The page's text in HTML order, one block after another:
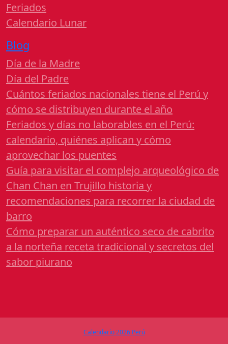
Feriados
Calendario Lunar
Blog
Día de la Madre
Día del Padre
Cuántos feriados nacionales tiene el Perú y
cómo se distribuyen durante el año
Feriados y días no laborables en el Perú:
calendario, quiénes aplican y cómo
aprovechar los puentes
Guía para visitar el complejo arqueológico de
Chan Chan en Trujillo historia y
recomendaciones para recorrer la ciudad de
barro
Cómo preparar un auténtico seco de cabrito
a la norteña receta tradicional y secretos del
sabor piurano
Calendario 2026 Perú